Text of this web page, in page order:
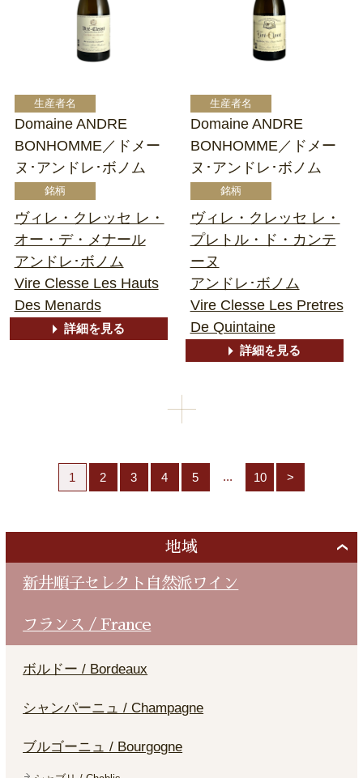
Domaine ANDRE
BONHOMME／ドメー
ヌ･アンドレ･ボノム
ヴィレ・クレッセ レ・
オー・デ・メナール
アンドレ･ボノム
Vire Clesse Les Hauts
Des Menards
詳細を見る
Domaine ANDRE
BONHOMME／ドメー
ヌ･アンドレ･ボノム
ヴィレ・クレッセ レ・
プレトル・ド・カンテ
ーヌ
アンドレ･ボノム
Vire Clesse Les Pretres
De Quintaine
詳細を見る
1 2 3 4 5 ... 10 >
地域
新井順子セレクト自然派ワイン
フランス / France
ボルドー / Bordeaux
シャンパーニュ / Champagne
ブルゴーニュ / Bourgogne